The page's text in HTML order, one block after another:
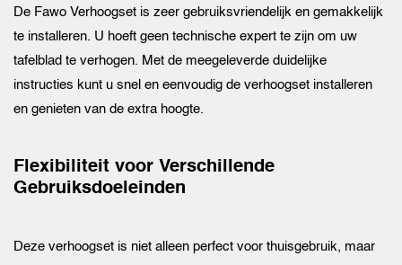
De Fawo Verhoogset is zeer gebruiksvriendelijk en gemakkelijk
te installeren. U hoeft geen technische expert te zijn om uw
tafelblad te verhogen. Met de meegeleverde duidelijke
instructies kunt u snel en eenvoudig de verhoogset installeren
en genieten van de extra hoogte.
Flexibiliteit voor Verschillende
Gebruiksdoeleinden
Deze verhoogset is niet alleen perfect voor thuisgebruik, maar